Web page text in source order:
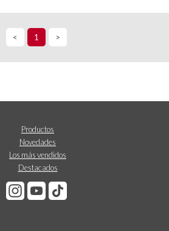
< 1 >
Productos
Novedades
Los más vendidos
Destacados